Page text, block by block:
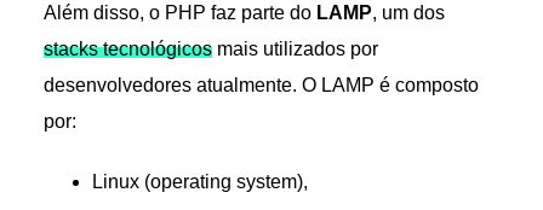
Além disso, o PHP faz parte do LAMP, um dos
stacks tecnológicosmais utilizados por
desenvolvedores atualmente. O LAMP é composto
por:
Linux (operating system),